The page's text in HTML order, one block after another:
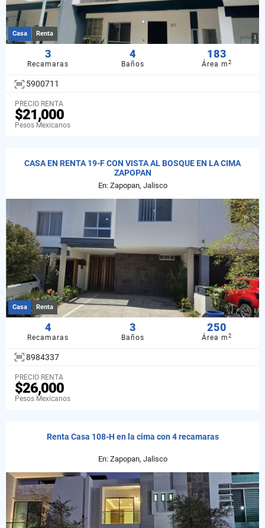
Casa Renta
3
Recamaras
4
Baños
183
Área m2
5900711
PRECIO RENTA
$21,000
Pesos Mexicanos
CASA EN RENTA 19-F CON VISTA AL BOSQUE EN LA CIMA
ZAPOPAN
En: Zapopan, Jalisco
Casa Renta
4
Recamaras
3
Baños
250
Área m2
8984337
PRECIO RENTA
$26,000
Pesos Mexicanos
Renta Casa 108-H en la cima con 4 recamaras
En: Zapopan, Jalisco